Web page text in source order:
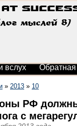
вслух Обратная
» 2013 » 10
РФ
с